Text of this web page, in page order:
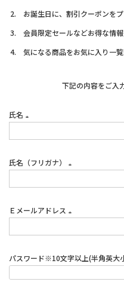
お誕生日に、割引クーポンをプ
会員限定セールなどお得な情報
気になる商品をお気に入り一覧
下記の内容をご入
氏名
氏名（フリガナ）
Ｅメールアドレス
パスワード※10文字以上(半角英大